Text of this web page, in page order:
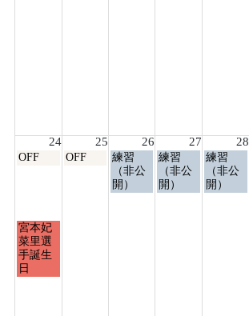
24 25 26 27 28
月
24th
2026
OFF
火
OFF
水
曜
日,
練習
（非公
開）
木
曜
日,
練習
（非公
開）
金
曜
日,
練習
（非公
開）
月
曜
日,
8
宮本妃
菜里選
手誕生
日